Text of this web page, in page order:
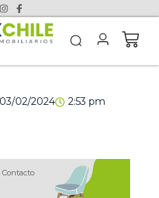
03/02/2024 2:53 pm